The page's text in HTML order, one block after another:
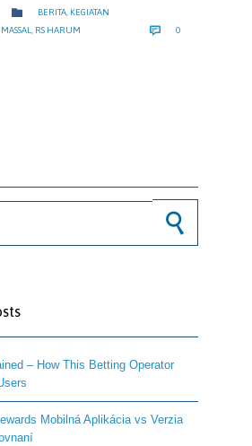
 CATEGORY
BERITA KEGIATAN
MASSAL RS HARUM  0
– How This Betting Operator
Mobilná Aplikácia vs Verzia